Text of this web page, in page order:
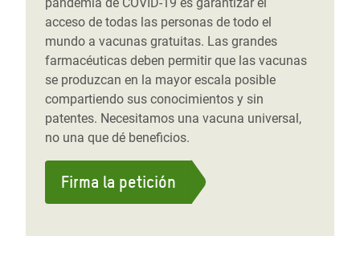
acceso de todas las personas de todo el
mundo a vacunas gratuitas. Las grandes
farmacéuticas deben permitir que las vacunas
se produzcan en la mayor escala posible
compartiendo sus conocimientos y sin
patentes. Necesitamos una vacuna universal,
no una que dé beneficios.
Firma la petición